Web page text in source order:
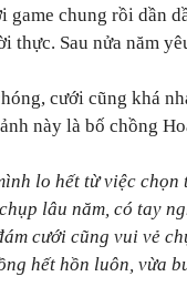
game chung rồi dần
thực. Sau nửa năm
cưới cũng khá
này là bố chồng
lo hết từ việc
lâu năm, có tay
cưới cũng vui vẻ
hết hồn luôn, vừa